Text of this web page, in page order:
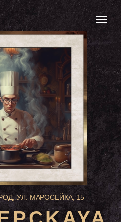
УЛ. МАРОСЕЙКА, 15